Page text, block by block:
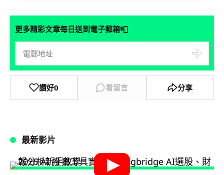
更多精彩文章每日送到電子郵箱📮
讚好0 看留言 分享
最新影片